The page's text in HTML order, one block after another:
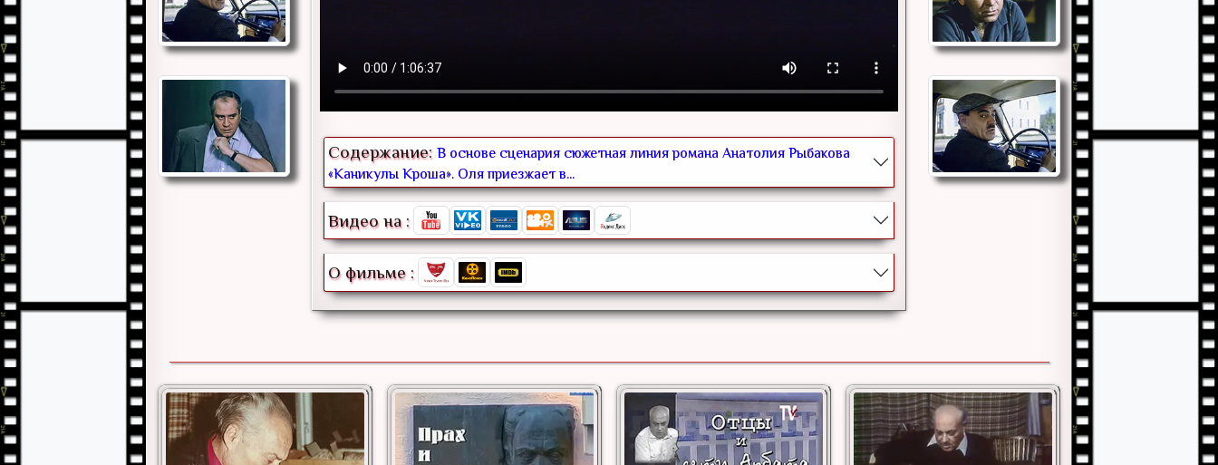
Содержание:В основе сценария сюжетная линия романа Анатолия Рыбакова
«Каникулы Кроша». Оля приезжает в...
Видео на :
О фильме :